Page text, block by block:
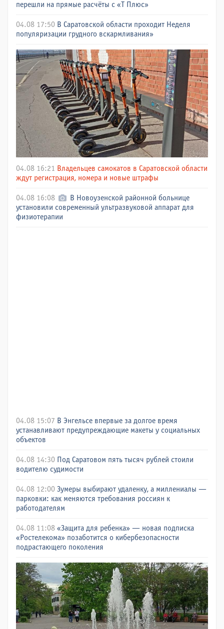
перешли на прямые расчёты с «Т Плюс»
04.08 17:50 В Саратовской области проходит Неделя
популяризации грудного вскармливания»
04.08 16:21 Владельцев самокатов в Саратовской области
ждут регистрация, номера и новые штрафы
04.08 16:08
В Новоузенской районной больнице
установили современный ультразвуковой аппарат для
физиотерапии
04.08 15:07 В Энгельсе впервые за долгое время
устанавливают предупреждающие макеты у социальных
объектов
04.08 14:30 Под Саратовом пять тысяч рублей стоили
водителю судимости
04.08 12:00 Зумеры выбирают удаленку, а миллениалы —
парковки: как меняются требования россиян к
работодателям
04.08 11:08 «Защита для ребенка» — новая подписка
«Ростелекома» позаботится о кибербезопасности
подрастающего поколения